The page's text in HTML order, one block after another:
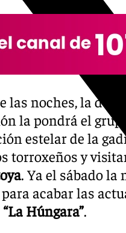
las noches, la del
la pondrá el grupo
estelar de la
torroxeños y
. Ya el sábado
para acabar las
“La Húngara”.